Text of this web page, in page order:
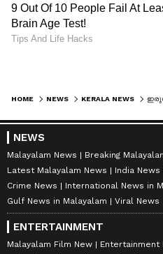
HOME NEWS KERALA NEWS
NEWS
Malayalam News
Breaking
Latest Malayalam News
India News
Crime News
International News in
Gulf News in Malayalam
Viral News
ENTERTAINMENT
Malayalam Film New
Entertainment